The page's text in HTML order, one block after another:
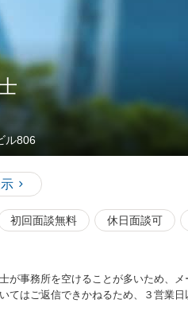
ル806
初回面談無料 休日面談可
が事務所を空けることが多いため、
てはご返信できかねるため、３営業